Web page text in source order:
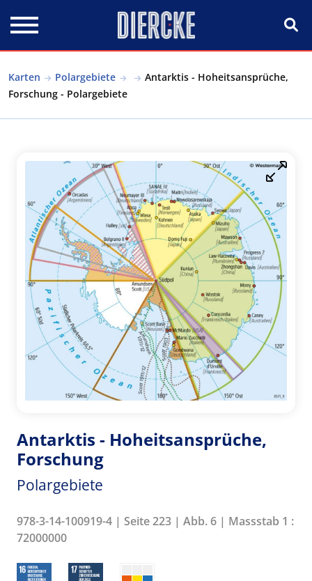
Karten Polargebiete
Antarktis - Hoheitsansprüche,
Forschung - Polargebiete
Antarktis - Hoheitsansprüche,
Forschung
Polargebiete
978-3-14-100919-4 | Seite 223 | Abb. 6 | Massstab 1 :
72000000